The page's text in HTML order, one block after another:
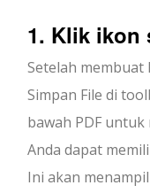
1. Klik ikon
Setelah membuat
Simpan File di
bawah PDF untuk
Anda dapat
Ini akan